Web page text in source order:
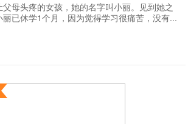
母头疼的女孩，她的名字叫小丽。见到她之
已休学1个月，因为觉得学习很痛苦，没有...